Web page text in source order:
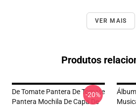
VER MAIS
Produtos
De Tomate Pantera De Tomate
Pantera Mochila De Capa De
-20%